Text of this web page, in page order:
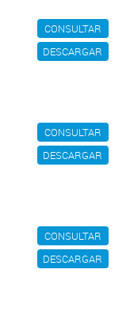
CONSULTAR
DESCARGAR
CONSULTAR
DESCARGAR
CONSULTAR
DESCARGAR